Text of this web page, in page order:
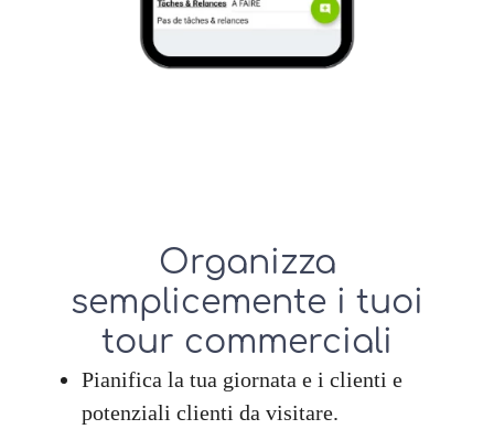
Organizza
semplicemente i tuoi
tour commerciali
Pianifica la tua giornata e i clienti e
potenziali clienti da visitare.